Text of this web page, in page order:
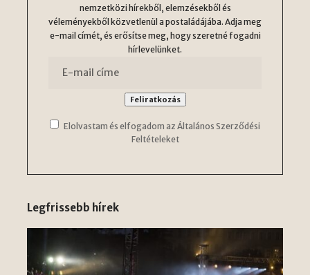
nemzetközi hírekből, elemzésekből és
véleményekből közvetlenül a postaládájába. Adja meg
e-mail címét, és erősítse meg, hogy szeretné fogadni
hírlevelünket.
Elolvastam és elfogadom az Általános Szerződési
Feltételeket
Legfrissebb hírek